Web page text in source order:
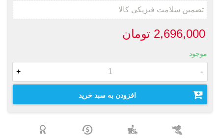
2,696,000 تومان
موجود
-
+
افزودن به سبد خرید